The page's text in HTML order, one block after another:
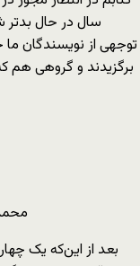
سال در حال
توجهی از نویسندگان ما
برگزیدند و گروهی هم
بعد از این‌که یک